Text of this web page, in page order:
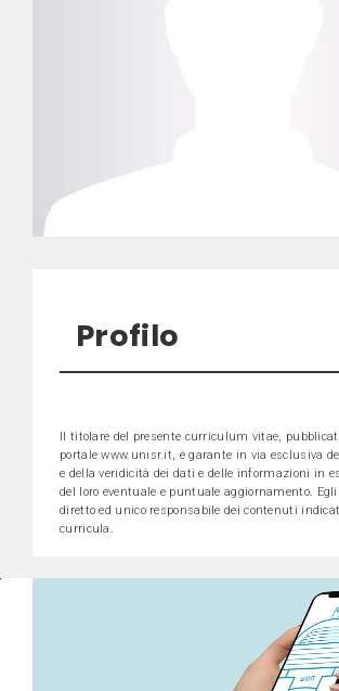
Profilo
Il titolare del presente curriculum vitae,
portale www.unisr.it, è garante in via esclusiva
e della veridicità dei dati e delle informazioni in
del loro eventuale e puntuale aggiornamento.
diretto ed unico responsabile dei contenuti
curricula.